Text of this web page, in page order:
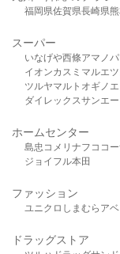
福岡県佐賀県長崎県
スーパー
いなげや西條アマノ
イオンカスミ マルエツ
ツルヤマルト オギノ
ダイレックスサンエー
ホームセンター
島忠 コメリ ナフコ コ
ジョイフル本田
ファッション
ユニクロ しまむら ア
ドラッグストア